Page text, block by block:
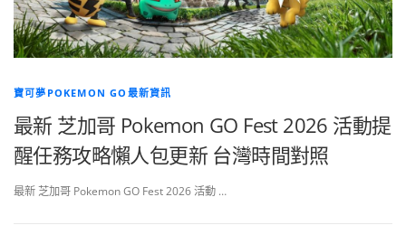
寶可夢POKEMON GO最新資訊
最新 芝加哥 Pokemon GO Fest 2026 活動提
醒任務攻略懶人包更新 台灣時間對照
最新 芝加哥 Pokemon GO Fest 2026 活動 …